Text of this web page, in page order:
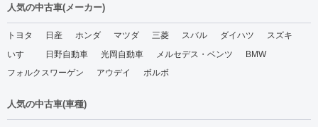
人気の中古車(メーカー)
トヨタ 日産 ホンダ マツダ 三菱 スバル ダイハツ
スズキ
いすゞ
日野自動車 光岡自動車 メルセデス・ベンツ
BMW
フォルクスワーゲン
アウデイ ボルボ
人気の中古車(車種)